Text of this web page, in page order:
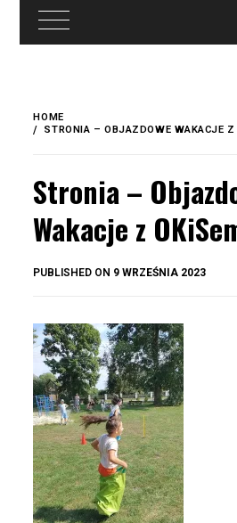
treści
content
HOME
STRONIA – OBJAZDOWE WAKACJE
Stronia –
Wakacje z
PUBLISHED ON 9 WRZEŚNIA 2023